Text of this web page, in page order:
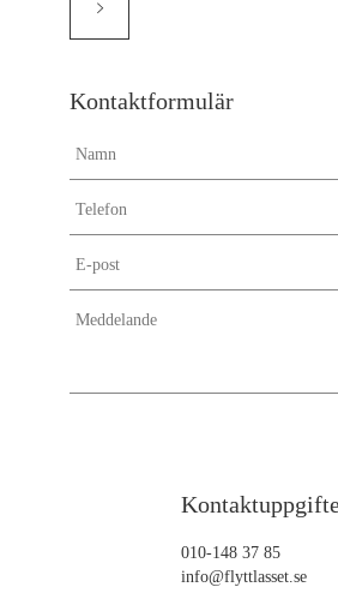
010-148 37 85
info@flyttlasset.se
Kontaktformulär